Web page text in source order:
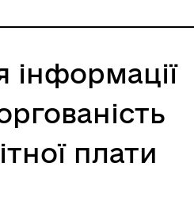
інформації
плати